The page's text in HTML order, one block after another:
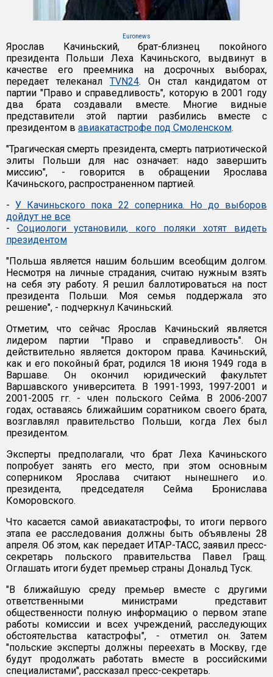
Euronews
Ярослав Качиньский, брат-близнец покойного
президента Польши Леха Качиньского, выдвинут в
качестве его преемника на досрочных выборах,
передает телеканал TVN24. Он стал кандидатом от
партии "Право и справедливость", которую в 2001 году
два брата создавали вместе. Многие видные
представители этой партии разбились вместе с
президентом в авиакатастрофе под Смоленском.
"Трагическая смерть президента, смерть патриотической
элиты Польши для нас означает: надо завершить
миссию", - говорится в обращении Ярослава
Качиньского, распространенном партией.
-У Качиньского пока 22 соперника. Но до выборов
дойдут не все
- Социологи установили, кого поляки хотят видеть
президентом
"Польша является нашим большим всеобщим долгом.
Несмотря на личные страдания, считаю нужным взять
на себя эту работу. Я решил баллотироваться на пост
президента Польши. Моя семья поддержала это
решение", - подчеркнул Качиньский.
Отметим, что сейчас Ярослав Качиньский является
лидером партии "Право и справедливость". Он
действительно является доктором права. Качиньский,
как и его покойный брат, родился 18 июня 1949 года в
Варшаве. Он окончил юридический факультет
Варшавского университета. В 1991-1993, 1997-2001 и
2001-2005 гг. - член польского Сейма. В 2006-2007
годах, оставаясь ближайшим соратником своего брата,
возглавлял правительство Польши, когда Лех был
президентом.
Эксперты предполагали, что брат Леха Качиньского
попробует занять его место, при этом основным
соперником Ярослава считают нынешнего и.о.
президента, председателя Сейма Бронислава
Коморовского.
Что касается самой авиакатастрофы, то итоги первого
этапа ее расследования должны быть объявлены 28
апреля. Об этом, как передает ИТАР-ТАСС, заявил пресс-
секретарь польского правительства Павел Гращ.
Оглашать итоги будет премьер страны Дональд Туск.
"В ближайшую среду премьер вместе с другими
ответственными министрами представит
общественности полную информацию о первом этапе
работы комиссии и всех учреждений, расследующих
обстоятельства катастрофы", - отметил он. Затем
"польские эксперты должны переехать в Москву, где
будут продолжать работать вместе в российскими
специалистами", рассказал пресс-секретарь.